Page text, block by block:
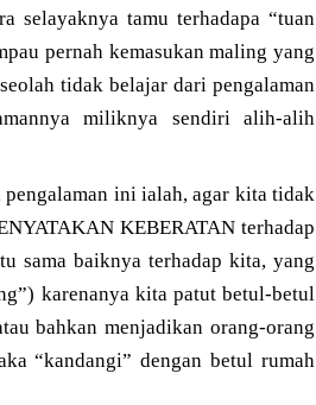
selayaknya tamu terhadapa “tuan
pernah kemasukan maling yang
tidak belajar dari pengalaman
miliknya sendiri alih-alih
pengalaman ini ialah, agar kita tidak
KEBERATAN terhadap
sama baiknya terhadap kita, yang
karenanya kita patut betul-betul
bahkan menjadikan orang-orang
“kandangi” dengan betul rumah